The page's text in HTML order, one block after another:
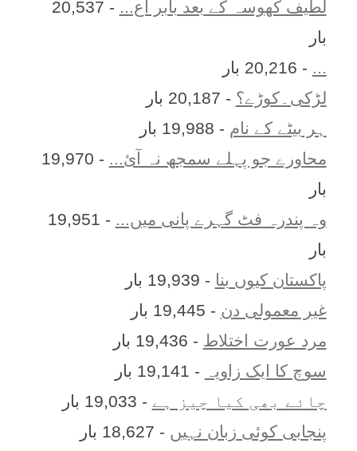
لطیف کھوسہ کے بعد بابر اع...
- 20,537
بار
... - 20,216 بار
لڑکی۔کوڑے؟ - 20,187 بار
ہر بيٹے کے نام - 19,988 بار
محاورے جو پہلے سمجھ نہ آئ...
- 19,970
بار
وہ پندرہ فٹ گہرے پانی میں...
- 19,951
بار
پاکستان کیوں بنا - 19,939 بار
غیر معمولی دن - 19,445 بار
مرد عورت اختلاط - 19,436 بار
سوچ کا ایک زاویہ
- 19,141 بار
چائے بھی کیا چیز ہے - 19,033 بار
پنجابی کوئی زبان نہیں - 18,627 بار